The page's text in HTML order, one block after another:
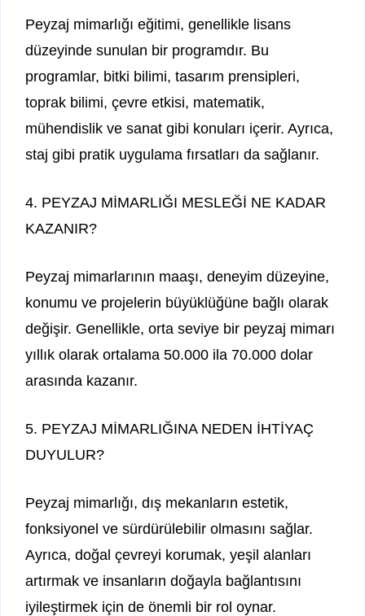
Peyzaj mimarlığı eğitimi, genellikle lisans
düzeyinde sunulan bir programdır. Bu
programlar, bitki bilimi, tasarım prensipleri,
toprak bilimi, çevre etkisi, matematik,
mühendislik ve sanat gibi konuları içerir. Ayrıca,
staj gibi pratik uygulama fırsatları da sağlanır.
4. PEYZAJ MİMARLIĞI MESLEĞİ NE KADAR
KAZANIR?
Peyzaj mimarlarının maaşı, deneyim düzeyine,
konumu ve projelerin büyüklüğüne bağlı olarak
değişir. Genellikle, orta seviye bir peyzaj mimarı
yıllık olarak ortalama 50.000 ila 70.000 dolar
arasında kazanır.
5. PEYZAJ MİMARLIĞINA NEDEN İHTİYAÇ
DUYULUR?
Peyzaj mimarlığı, dış mekanların estetik,
fonksiyonel ve sürdürülebilir olmasını sağlar.
Ayrıca, doğal çevreyi korumak, yeşil alanları
artırmak ve insanların doğayla bağlantısını
iyileştirmek için de önemli bir rol oynar.